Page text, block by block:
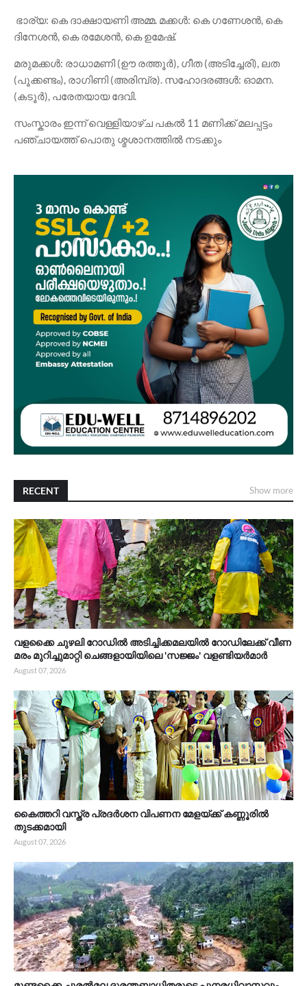
ഭാര്യ: കെ ദാക്ഷായണി അമ്മ. മക്കൾ: കെ ഗണേശൻ, കെ
ദിനേശൻ, കെ രമേശൻ, കെ ഉമേഷ്‌.
മരുമക്കൾ: രാധാമണി (ഊ രത്തൂർ), ഗീത (അടിച്ചേരി), ലത
(പൂക്കണ്ടം), രാഗിണി (അരിമ്പ്ര). സഹോദരങ്ങൾ: ഓമന.
(കടൂർ), പരേതയായ ദേവി.
സംസ്കാരം ഇന്ന് വെള്ളിയാഴ്ച പകൽ 11 മണിക്ക് മലപ്പട്ടം
പഞ്ചായത്ത്‌ പൊതു ശ്മശാനത്തിൽ നടക്കും
RECENT Show more
വളക്കൈ ചുഴലി റോഡിൽ അടിച്ചിക്കമലയിൽ റോഡിലേക്ക് വീണ
മരം മുറിച്ചുമാറ്റി ചെങ്ങളായിയിലെ 'സജ്ജം' വളണ്ടിയർമാർ
August 07, 2026
കൈത്തറി വസ്ത്ര പ്രദർശന വിപണന മേളയ്ക്ക് കണ്ണൂരിൽ
തുടക്കമായി
August 07, 2026